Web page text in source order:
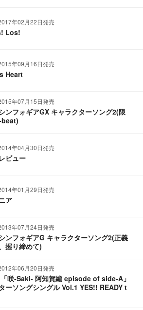
年02月22日発売
Los!
年09月16日発売
Heart
年07月15日発売
ンフォギアGX キャラクターソング2(限
beat)
年04月30日発売
ビュー
年01月29日発売
ア
年07月24日発売
ンフォギアG キャラクターソング2(正義
握り締めて)
年06月20日発売
咲-Saki- 阿知賀編 episode of side-A」
ーソングシングル Vol.1 YES!! READY t